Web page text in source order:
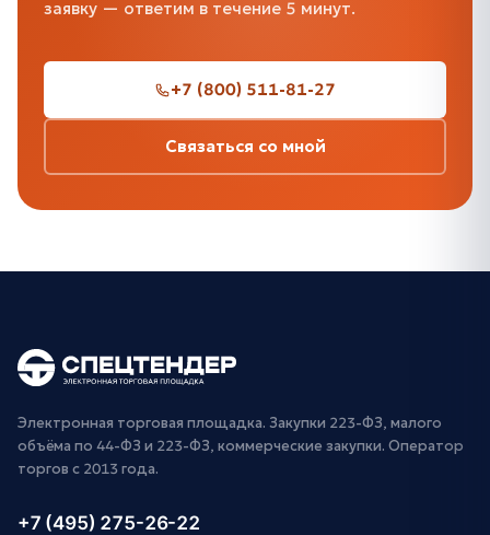
заявку — ответим в течение 5 минут.
+7 (800) 511-81-27
Связаться со мной
Электронная торговая площадка. Закупки 223-ФЗ, малого
объёма по 44-ФЗ и 223-ФЗ, коммерческие закупки. Оператор
торгов с 2013 года.
+7 (495) 275-26-22